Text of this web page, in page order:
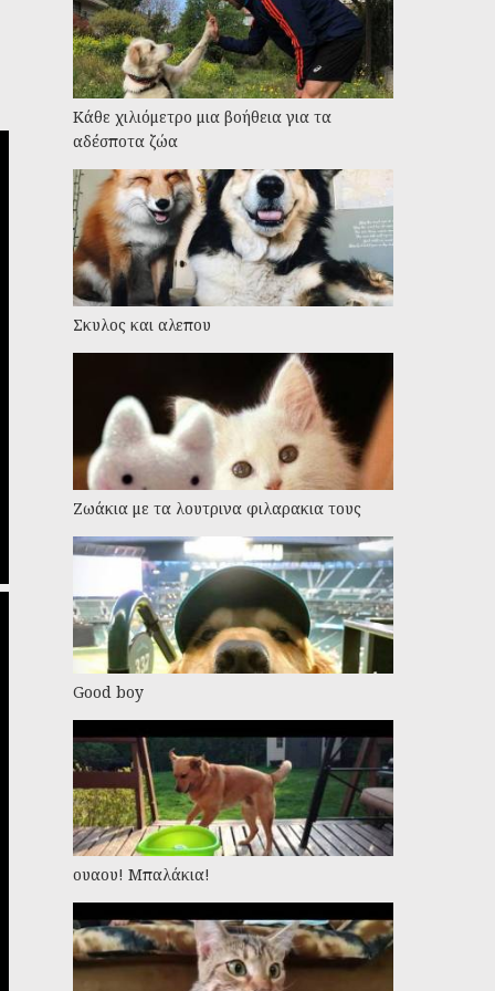
Kάθε χιλιόμετρο μια βοήθεια για τα
αδέσποτα ζώα
Σκυλος και αλεπου
Ζωάκια με τα λουτρινα φιλαρακια τους
Good boy
ουαου! Μπαλάκια!